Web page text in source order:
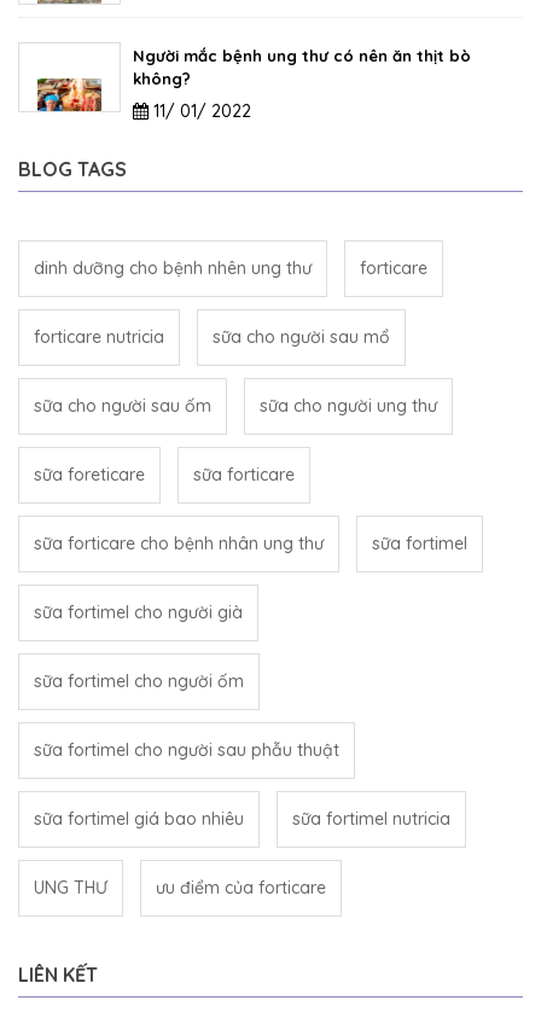
Người mắc bệnh ung thư có nên ăn thịt bò
không?
11/ 01/ 2022
BLOG TAGS
dinh dưỡng cho bệnh nhên ung thư forticare
forticare nutricia sữa cho người sau mổ
sữa cho người sau ốm sữa cho người ung thư
sữa foreticare sữa forticare
sữa forticare cho bệnh nhân ung thư sữa fortimel
sữa fortimel cho người già
sữa fortimel cho người ốm
sữa fortimel cho người sau phẫu thuật
sữa fortimel giá bao nhiêu sữa fortimel nutricia
UNG THƯ ưu điểm của forticare
LIÊN KẾT